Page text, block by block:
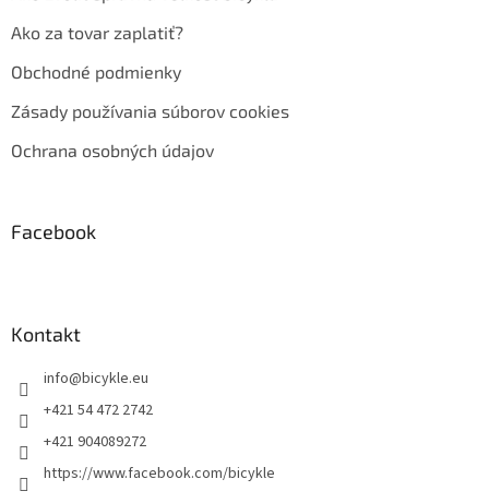
Ako za tovar zaplatiť?
Obchodné podmienky
Zásady používania súborov cookies
Ochrana osobných údajov
Facebook
Kontakt
info@bicykle.eu
+421 54 472 2742
+421 904089272
https://www.facebook.com/bicykle